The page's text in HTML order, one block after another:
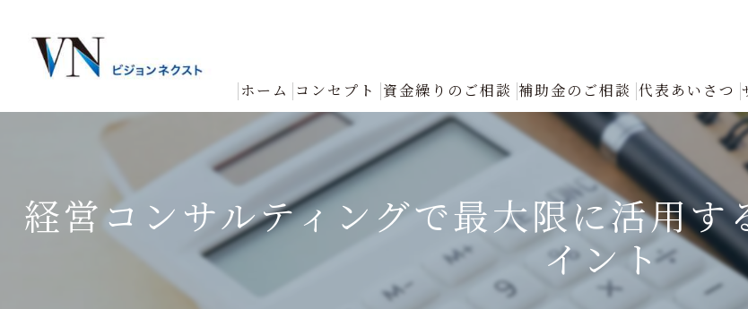
ホーム コンセプト 資金繰りのご相談
創業融資コンサルタントの選び方と成功の秘訣｜確実な資金
融資について
補助金のご相談 代表あいさつ
経営コンサルティングで最大限に活用
イント